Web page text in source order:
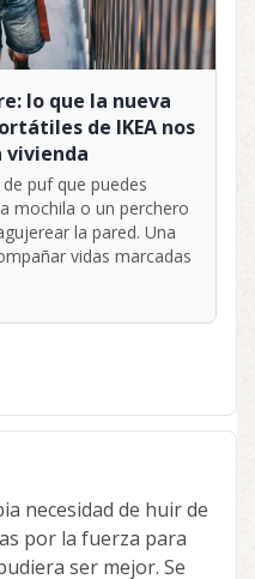
lo que la nueva
de IKEA nos
vivienda
puf que puedes
mochila o un perchero
la pared. Una
vidas marcadas
necesidad de huir de
por la fuerza para
ser mejor. Se